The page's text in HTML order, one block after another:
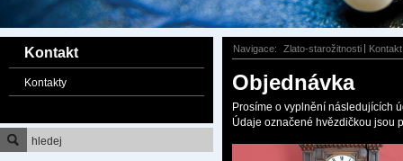
Kontakt
Kontakty
Navigace: Zlato-starožitnosti Kontakt
Objednávka
Prosíme o vyplnění následujících
Údaje označené hvězdičkou jsou